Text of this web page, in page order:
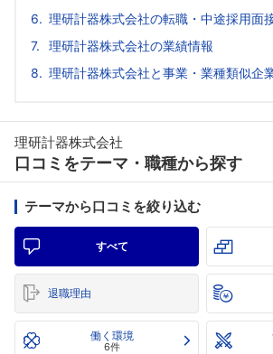
理研計器株式会社の転職・中途採用面
理研計器株式会社の業績情報
理研計器株式会社と事業・業種類似企
理研計器株式会社
口コミをテーマ・職種から探す
テーマから口コミを絞り込む
すべて
退職理由
働く環境
6件